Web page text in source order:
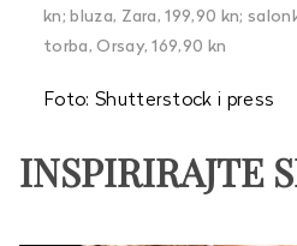
kn; bluza, Zara, 199,90 kn;
torba, Orsay, 169,90 kn
Foto: Shutterstock i press
INSPIRIRAJTE